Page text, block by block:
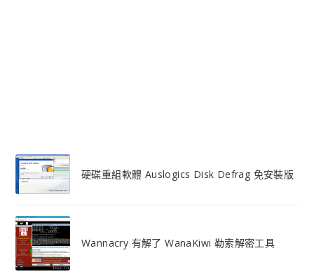
硬碟重組軟體 Auslogics Disk Defrag 免安裝版
Wannacry 有解了 WanaKiwi 勒索解密工具